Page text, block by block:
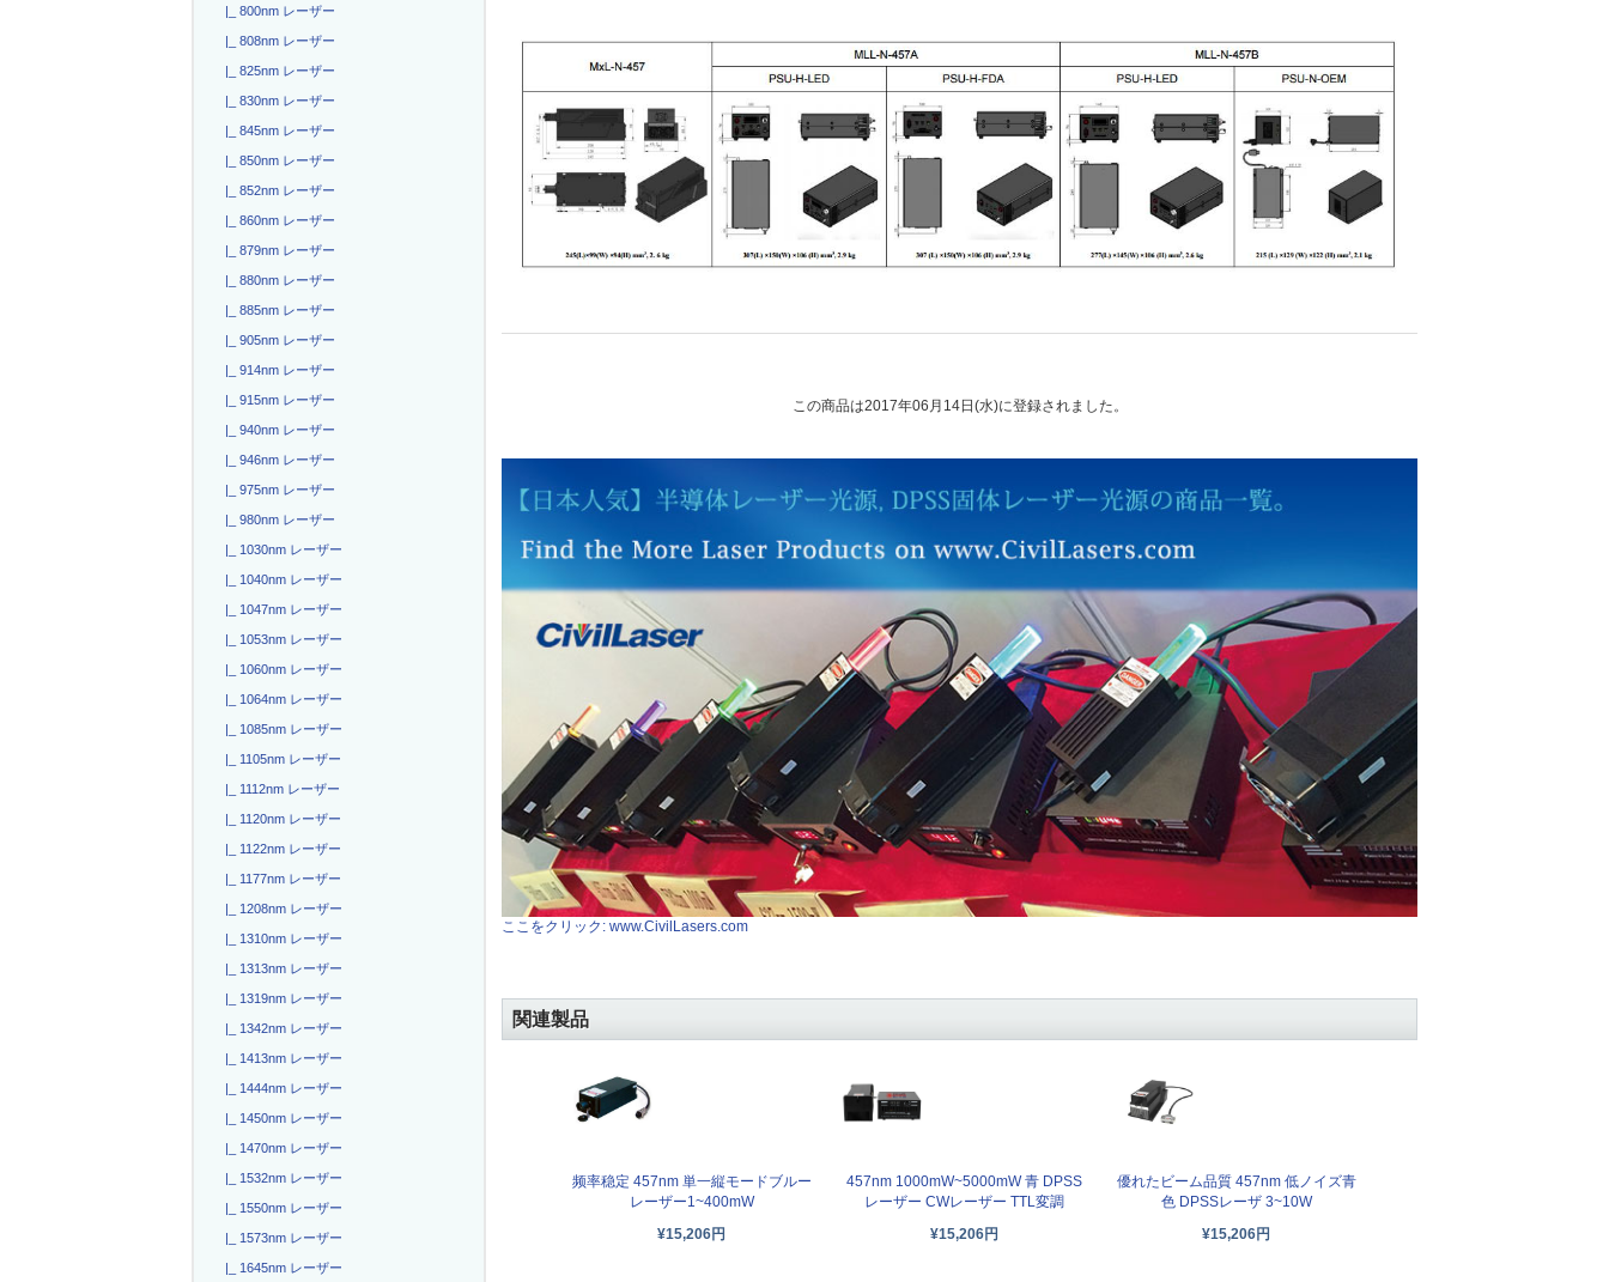
|_ 800nm レーザー
|_ 808nm レーザー
|_ 825nm レーザー
|_ 830nm レーザー
|_ 845nm レーザー
|_ 850nm レーザー
|_ 852nm レーザー
|_ 860nm レーザー
|_ 879nm レーザー
|_ 880nm レーザー
|_ 885nm レーザー
|_ 905nm レーザー
|_ 914nm レーザー
|_ 915nm レーザー
|_ 940nm レーザー
|_ 946nm レーザー
|_ 975nm レーザー
|_ 980nm レーザー
|_ 1030nm レーザー
|_ 1040nm レーザー
|_ 1047nm レーザー
|_ 1053nm レーザー
|_ 1060nm レーザー
|_ 1064nm レーザー
|_ 1085nm レーザー
|_ 1105nm レーザー
|_ 1112nm レーザー
|_ 1120nm レーザー
|_ 1122nm レーザー
|_ 1177nm レーザー
|_ 1208nm レーザー
|_ 1310nm レーザー
|_ 1313nm レーザー
|_ 1319nm レーザー
|_ 1342nm レーザー
|_ 1413nm レーザー
|_ 1444nm レーザー
|_ 1450nm レーザー
|_ 1470nm レーザー
|_ 1532nm レーザー
|_ 1550nm レーザー
|_ 1573nm レーザー
|_ 1645nm レーザー
この商品は2017年06月14日(水)に登録されました。
ここをクリック: www.CivilLasers.com
関連製品
频率稳定 457nm 単一縦モードブルー
レーザー1~400mW
¥15,206円
457nm 1000mW~5000mW 青 DPSS
レーザー CWレーザー TTL変調
¥15,206円
優れたビーム品質 457nm 低ノイズ青
色 DPSSレーザ 3~10W
¥15,206円